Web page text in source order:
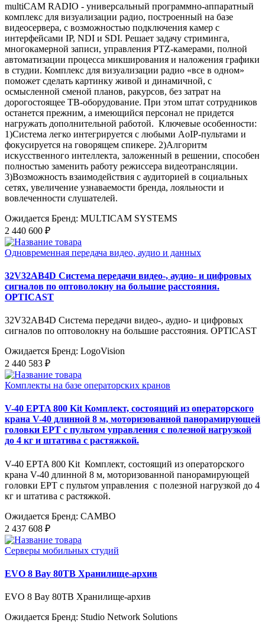
multiCAM RADIO - универсальный программно-аппаратный
комплекс для визуализации радио, построенный на базе
видеосервера, с возможностью подключения камер с
интерфейсами IP, NDI и SDI. Решает задачу стриминга,
многокамерной записи, управления PTZ-камерами, полной
автоматизации процесса микширования и наложения графики
в студии. Комплекс для визуализации радио «все в одном»
поможет сделать картинку живой и динамичной, с
осмысленной сменой планов, ракурсов, без затрат на
дорогостоящее ТВ-оборудование. При этом штат сотрудников
останется прежним, а имеющийся персонал не придется
нагружать дополнительной работой. Ключевые особенности:
1)Система легко интегрируется с любыми AoIP-пультами и
фокусируется на говорящем спикере. 2)Алгоритм
искусственного интеллекта, заложенный в решении, способен
полностью заменить работу режиссера видеотрансляции.
3)Возможность взаимодействия с аудиторией в социальных
сетях, увеличение узнаваемости бренда, лояльности и
вовлеченности слушателей.
Ожидается Бренд: MULTICAM SYSTEMS
2 440 600 ₽
Одновременная передача видео, аудио и данных
32V32AB4D Система передачи видео-, аудио- и цифровых
сигналов по оптоволокну на большие расстояния.
OPTICAST
32V32AB4D Система передачи видео-, аудио- и цифровых
сигналов по оптоволокну на большие расстояния. OPTICAST
Ожидается Бренд: LogoVision
2 440 583 ₽
Комплекты на базе операторских кранов
V-40 EPTA 800 Kit Комплект, состоящий из операторского
крана V-40 длинной 8 м, моторизованной панорамирующей
головки EPT с пультом управления с полезной нагрузкой
до 4 кг и штатива с растяжкой.
V-40 EPTA 800 Kit Комплект, состоящий из операторского
крана V-40 длинной 8 м, моторизованной панорамирующей
головки EPT с пультом управления с полезной нагрузкой до 4
кг и штатива с растяжкой.
Ожидается Бренд: CAMBO
2 437 608 ₽
Серверы мобильных студий
EVO 8 Bay 80TB Хранилище-архив
EVO 8 Bay 80TB Хранилище-архив
Ожидается Бренд: Studio Network Solutions